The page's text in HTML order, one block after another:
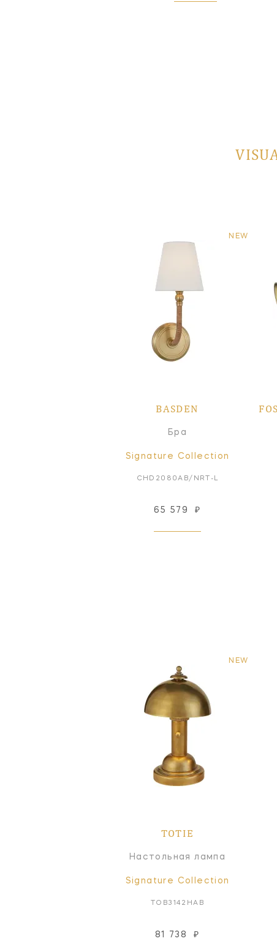
NEW
BASDEN
Бра
Signature Collection
CHD2080AB/NRT-L
65 579 ₽
NEW
TOTIE
Настольная лампа
Signature Collection
TOB3142HAB
81 738 ₽